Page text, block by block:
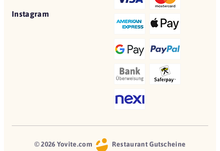
Instagram
© 2026 Yovite.com Restaurant Gutscheine